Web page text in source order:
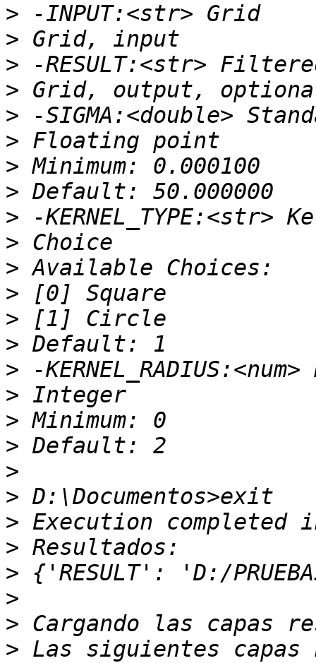
>
>
>
>
>
>
>
>
>
>
>
>
>
>
>
>
>
>
>
>
>
>
>
>
>
> Las siguientes capas